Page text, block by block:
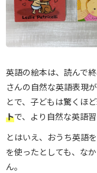
英語の絵本は、読んで
さんの自然な英語表現
とで、子どもは驚くほ
トで、より自然な英語
とはいえ、おうち英語
を使ったとしても、な
ん。